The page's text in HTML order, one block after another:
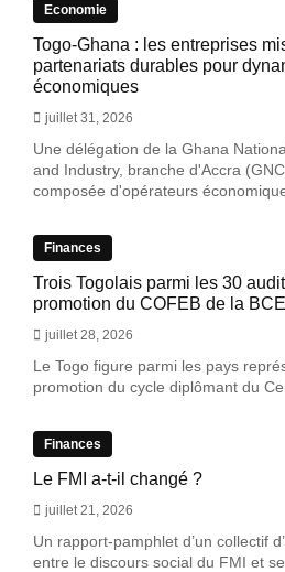
Economie
Togo-Ghana : les entreprises
partenariats durables pour
économiques
juillet 31, 2026
Une délégation de la Ghana
and Industry, branche d'Accra
composée d'opérateurs
Finances
Trois Togolais parmi les 30
promotion du COFEB de la
juillet 28, 2026
Le Togo figure parmi les pays
promotion du cycle diplômant du
Finances
Le FMI a-t-il changé ?
juillet 21, 2026
Un rapport-pamphlet d’un collectif
entre le discours social du FMI et